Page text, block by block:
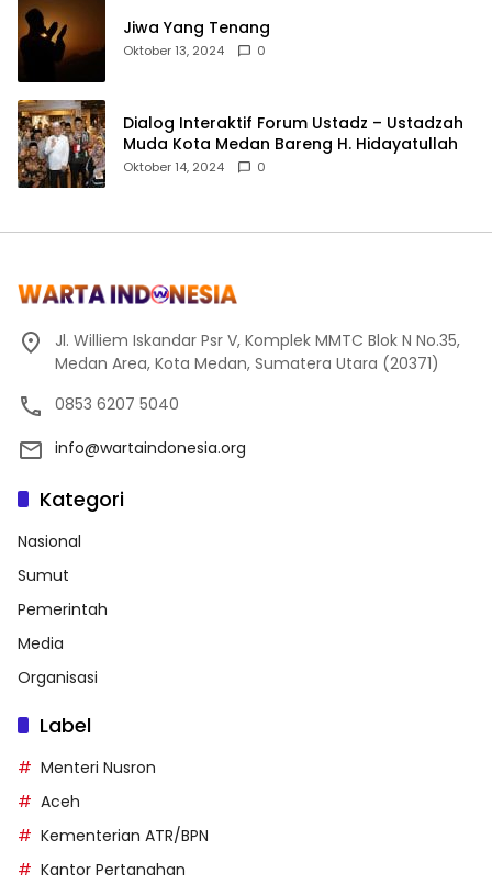
Jiwa Yang Tenang
Oktober 13, 2024 0
Dialog Interaktif Forum Ustadz – Ustadzah
Muda Kota Medan Bareng H. Hidayatullah
Oktober 14, 2024 0
Jl. Williem Iskandar Psr V, Komplek MMTC Blok N No.35,
Medan Area, Kota Medan, Sumatera Utara (20371)
0853 6207 5040
info@wartaindonesia.org
Kategori
Nasional
Sumut
Pemerintah
Media
Organisasi
Label
Menteri Nusron
Aceh
Kementerian ATR/BPN
Kantor Pertanahan